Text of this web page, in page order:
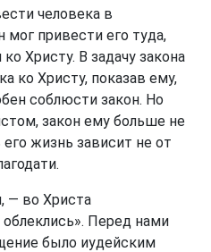
человека в
мог привести его туда,
Христу. В задачу закона
ко Христу, показав ему,
соблюсти закон. Но
закон ему больше не
жизнь зависит не от
— во Христа
Перед нами
было иудейским